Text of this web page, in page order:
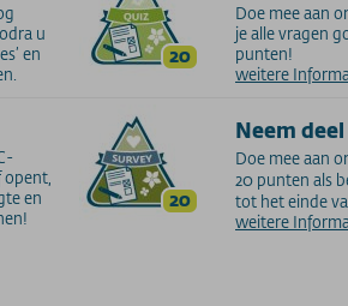
u
en
20
Doe mee aan
je alle vragen
punten!
weitere
en
20
Neem
Doe mee aan
20 punten als
tot het einde
weitere